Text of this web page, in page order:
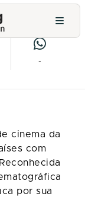
-
cinema da
com
por sua